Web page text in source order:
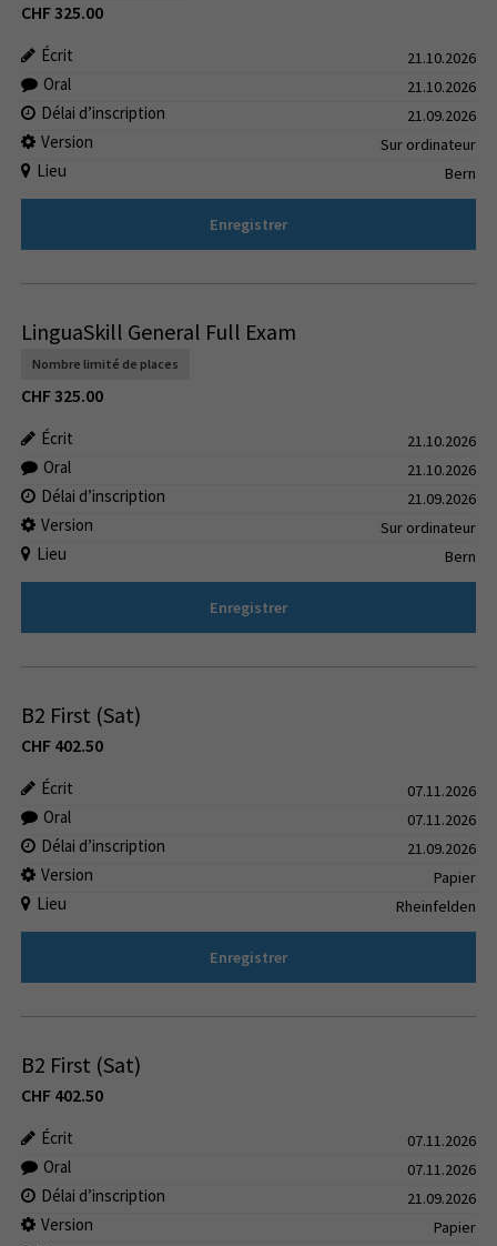
CHF325.00
Écrit 21.10.2026
Oral 21.10.2026
Délai d’inscription 21.09.2026
Version Sur ordinateur
Lieu Bern
Enregistrer
LinguaSkill General Full Exam
Nombre limité de places
CHF325.00
Écrit 21.10.2026
Oral 21.10.2026
Délai d’inscription 21.09.2026
Version Sur ordinateur
Lieu Bern
Enregistrer
B2 First (Sat)
CHF 402.50
Écrit 07.11.2026
Oral 07.11.2026
Délai d’inscription 21.09.2026
Version Papier
Lieu Rheinfelden
Enregistrer
B2 First (Sat)
CHF 402.50
Écrit 07.11.2026
Oral 07.11.2026
Délai d’inscription 21.09.2026
Version Papier